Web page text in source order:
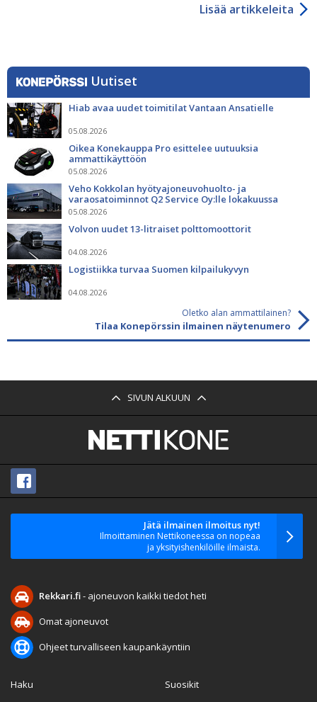
Lisää artikkeleita
Uutiset
Hiab avaa uudet toimitilat Vantaan Ansatielle
05.08.2026
Oikea Konekauppa Pro esittelee uutuuksia
ammattikäyttöön
05.08.2026
Veho Kokkolan hyötyajoneuvohuolto- ja
varaosatoiminnot Q2 Service Oy:lle lokakuussa
05.08.2026
Volvon uudet 13-litraiset polttomoottorit
04.08.2026
Logistiikka turvaa Suomen kilpailukyvyn
04.08.2026
Oletko alan ammattilainen?
Tilaa Konepörssin ilmainen näytenumero
SIVUN ALKUUN
Jätä ilmainen ilmoitus nyt!
Ilmoittaminen Nettikoneessa on nopeaa
ja yksityishenkilöille ilmaista.
Rekkari.fi- ajoneuvon kaikki tiedot heti
Omat ajoneuvot
Ohjeet turvalliseen kaupankäyntiin
Haku
Suosikit